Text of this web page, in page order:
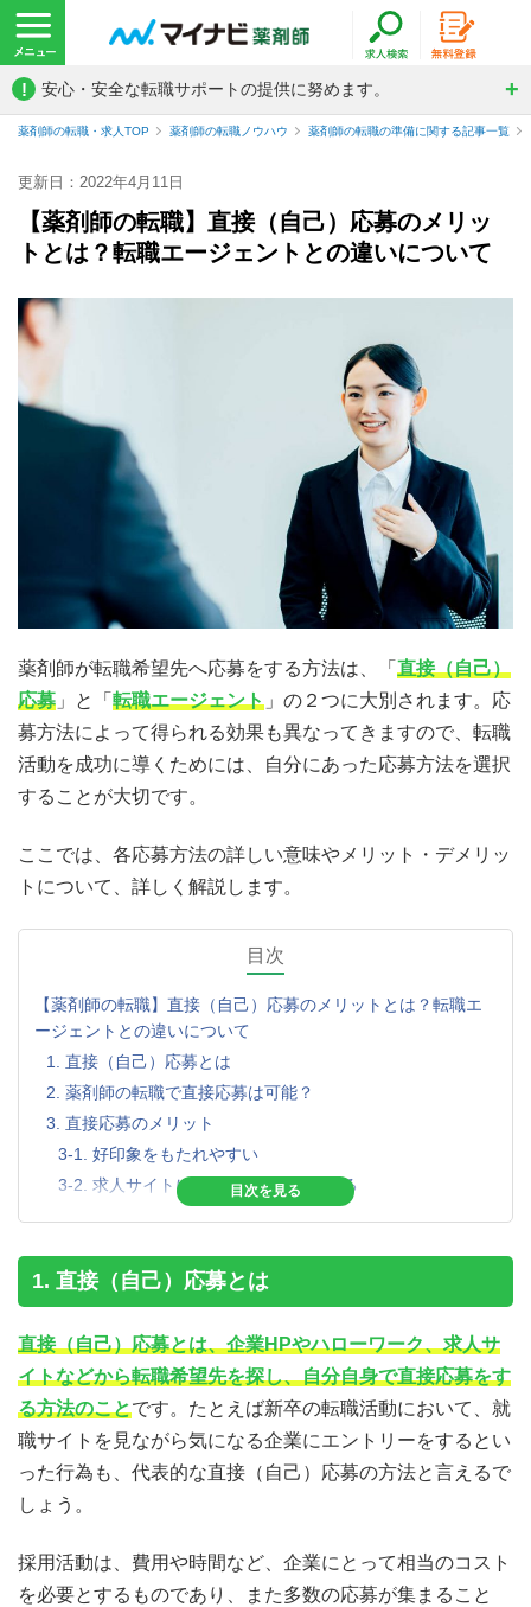
! 安心・安全な転職サポートの提供に努めます。
薬剤師の転職・求人TOP 薬剤師の転職ノウハウ 薬剤師の転職の準備に関する記事一覧
更新日：2022年4月11日
【薬剤師の転職】直接（自己）応募のメリッ
トとは？転職エージェントとの違いについて
薬剤師が転職希望先へ応募をする方法は、「 直接（自己）
応募 」と「 転職エージェント 」の２つに大別されます。応
募方法によって得られる効果も異なってきますので、転職
活動を成功に導くためには、自分にあった応募方法を選択
することが大切です。
ここでは、各応募方法の詳しい意味やメリット・デメリッ
トについて、詳しく解説します。
目次
【薬剤師の転職】直接（自己）応募のメリットとは？転職エ
ージェントとの違いについて
1. 直接（自己）応募とは
2. 薬剤師の転職で直接応募は可能？
3. 直接応募のメリット
3-1. 好印象をもたれやすい
3-2. 求人サイトにない企業へ挑戦できる
4-2. 勤務・労働条件の交渉がむずかしい
4-3. 企業情報が限られてしまう
5. 転職エージェントのメリット
5-1. 自分の希望する条件での求人を紹介してもらえる
5-2. 企業内の情報が詳しく聞ける
5-3. 面接対策や日程調整をしてくれる
5-4. 職場見学ができる
5-5. 給与や待遇面での交渉をしてくれる
6. 転職するなら転職エージェントがおすすめ
7. まとめ
1. 直接（自己）応募とは
直接（自己）応募とは、企業HPやハローワーク、求人サ
イトなどから転職希望先を探し、自分自身で直接応募をす
る方法のことです。たとえば新卒の転職活動において、就
職サイトを見ながら気になる企業にエントリーをするとい
った行為も、代表的な直接（自己）応募の方法と言えるで
しょう。
採用活動は、費用や時間など、企業にとって相当のコスト
を必要とするものであり、また多数の応募が集まること